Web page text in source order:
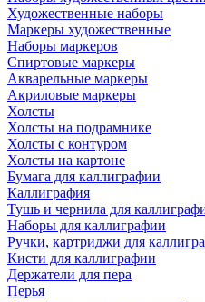
Художественные наборы
Маркеры художественные
Наборы маркеров
Спиртовые маркеры
Акварельные маркеры
Акриловые маркеры
Холсты
Холсты на подрамнике
Холсты с контуром
Холсты на картоне
Бумага для каллиграфии
Каллиграфия
Тушь и чернила для
Наборы для каллиграфии
Ручки, картриджи для
Кисти для каллиграфии
Держатели для пера
Перья